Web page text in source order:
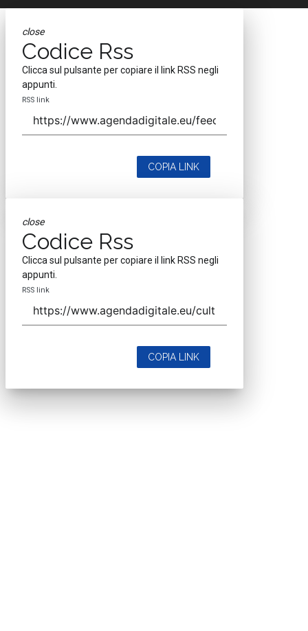
close
Codice Rss
Clicca sul pulsante per copiare il link RSS negli
appunti.
RSS link
COPIA LINK
close
Codice Rss
Clicca sul pulsante per copiare il link RSS negli
appunti.
RSS link
COPIA LINK